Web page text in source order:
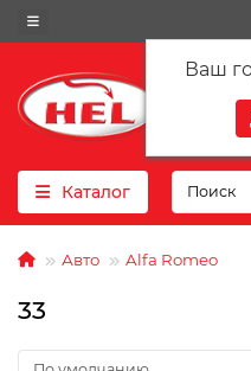
Ваш
Каталог
Авто Alfa Romeo
33